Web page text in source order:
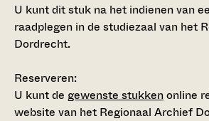
U kunt dit stuk na het indienen van
raadplegen in de studiezaal van het
Dordrecht.
Reserveren:
U kunt de gewenste stukkenonline
website van het Regionaal Archief